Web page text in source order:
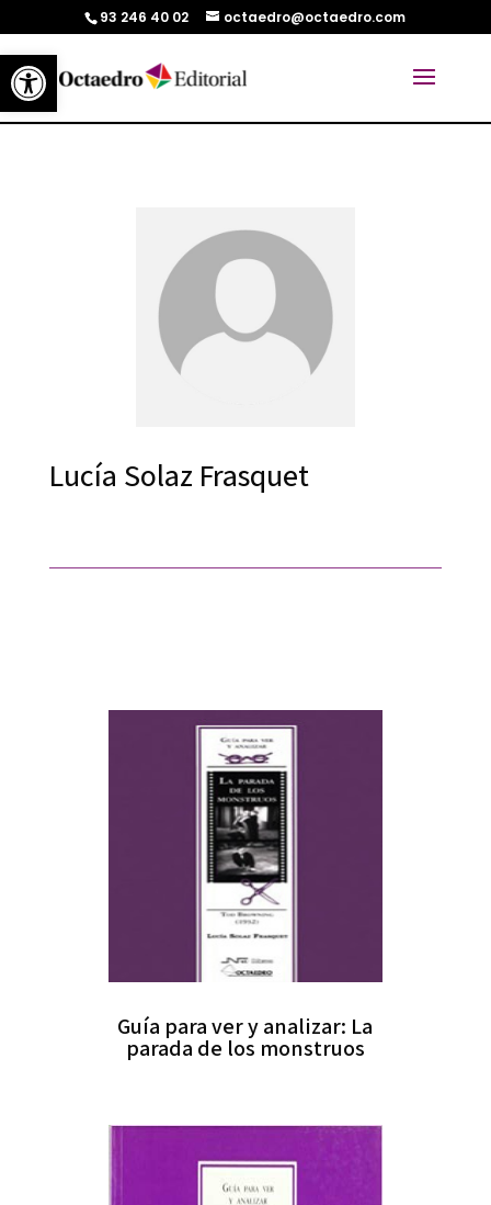
Abrir barra de herramientas
93 246 40 02 octaedro@octaedro.com
Lucía Solaz Frasquet
Guía para ver y analizar: La
parada de los monstruos